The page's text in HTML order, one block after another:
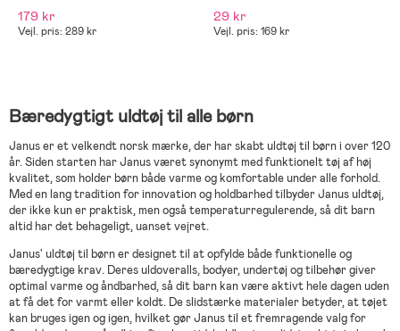
179 kr
Vejl. pris: 289 kr
29 kr
Vejl. pris: 169 kr
Bæredygtigt uldtøj til alle børn
Janus er et velkendt norsk mærke, der har skabt uldtøj til børn i over 120
år. Siden starten har Janus været synonymt med funktionelt tøj af høj
kvalitet, som holder børn både varme og komfortable under alle forhold.
Med en lang tradition for innovation og holdbarhed tilbyder Janus uldtøj,
der ikke kun er praktisk, men også temperaturregulerende, så dit barn
altid har det behageligt, uanset vejret.
Janus' uldtøj til børn er designet til at opfylde både funktionelle og
bæredygtige krav. Deres uldoveralls, bodyer, undertøj og tilbehør giver
optimal varme og åndbarhed, så dit barn kan være aktivt hele dagen uden
at få det for varmt eller koldt. De slidstærke materialer betyder, at tøjet
kan bruges igen og igen, hvilket gør Janus til et fremragende valg for